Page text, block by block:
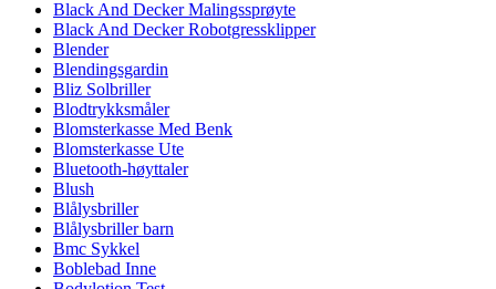
Black And Decker Malingssprøyte
Black And Decker Robotgressklipper
Blender
Blendingsgardin
Bliz Solbriller
Blodtrykksmåler
Blomsterkasse Med Benk
Blomsterkasse Ute
Bluetooth-høyttaler
Blush
Blålysbriller
Blålysbriller barn
Bmc Sykkel
Boblebad Inne